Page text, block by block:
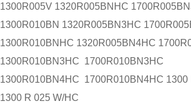
1300R005V 1320R005BNHC
1300R010BN 1320R005BN3HC
1300R010BNHC 1320R005BN4HC
1300R010BN3HC 1700R010BN3HC
1300R010BN4HC 1700R010BN4HC 1300
1300 R 025 W/HC